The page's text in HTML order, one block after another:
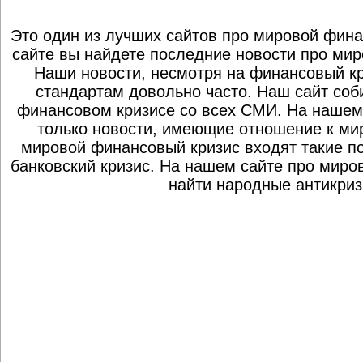
Это один из лучших сайтов про мировой
сайте вы найдете последние новости про
Наши новости, несмотря на финансовый
стандартам довольно часто. Наш сайт
финансовом кризисе со всех СМИ. На нашем
только новости, имеющие отношение к
мировой финансовый кризис входят такие
банковский кризис. На нашем сайте про
найти народные